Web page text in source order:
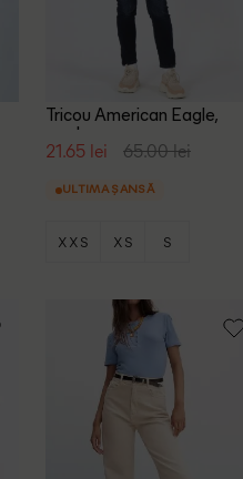
Tricou American Eagle,
verde
21.65 lei 65.00 lei
ULTIMA ȘANSĂ
XXS XS S